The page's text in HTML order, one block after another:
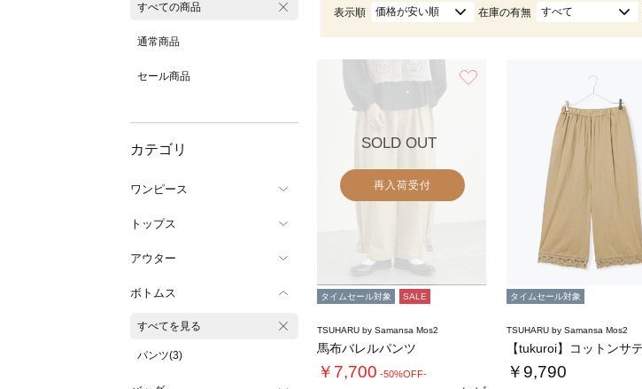
すべての商品
通常商品
セール商品
カテゴリ
ワンピース
トップス
アウター
ボトムス
すべてを見る
パンツ(3)
表示順 価格が安い順 在庫の有無 すべて
SOLD OUT
再入荷受付
タイムセール対象 SALE
TSUHARU by Samansa Mos2
馬布バレルパンツ
￥7,700 -50%OFF-
タイムセール対象
TSUHARU by Samansa Mos2
￥9,790